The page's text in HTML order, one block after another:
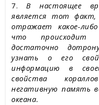
7.В настоящее
является тот
отражает какое-
что происходит
достаточно
узнать о его
информацию в
свойства
негативную память
океана.